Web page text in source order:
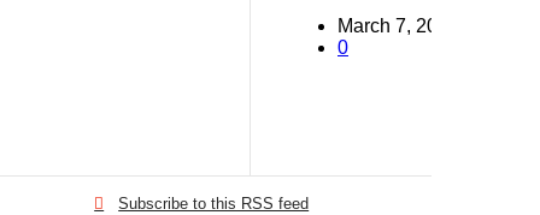
March 7, 2016
0
Subscribe to this RSS feed